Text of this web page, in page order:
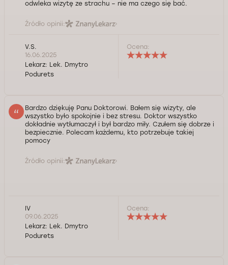
odwleka wizytę ze strachu – nie ma czego się bać.
Źródło opinii:
V.S.
16.06.2025
Lekarz: Lek. Dmytro
Podurets
Ocena:
Bardzo dziękuję Panu Doktorowi. Bałem się wizyty, ale
wszystko było spokojnie i bez stresu. Doktor wszystko
dokładnie wytłumaczył i był bardzo miły. Czułem się dobrze i
bezpiecznie. Polecam każdemu, kto potrzebuje takiej
pomocy
Źródło opinii:
IV
09.06.2025
Lekarz: Lek. Dmytro
Podurets
Ocena: